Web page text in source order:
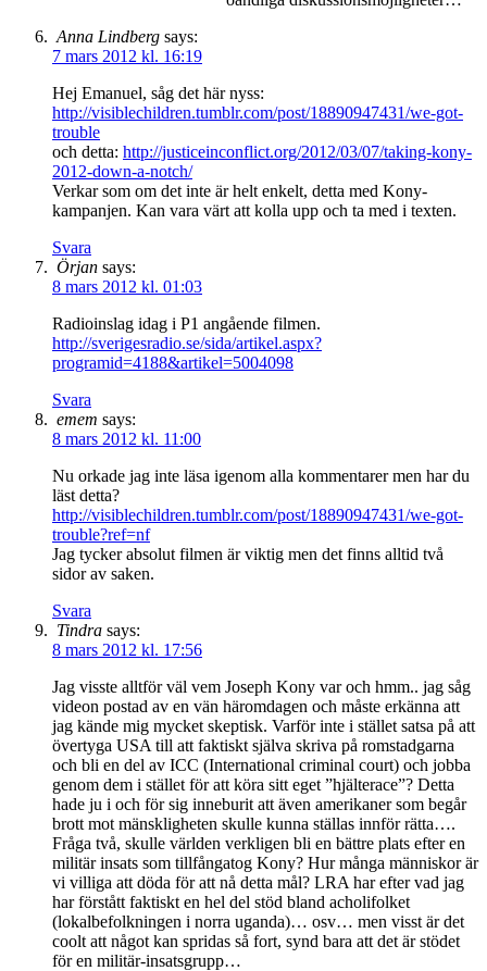
Anna Lindberg says:
7 mars 2012 kl. 16:19
Hej Emanuel, såg det här nyss:
http://visiblechildren.tumblr.com/post/18890947431/we-got-
trouble
och detta: http://justiceinconflict.org/2012/03/07/taking-kony-
2012-down-a-notch/
Verkar som om det inte är helt enkelt, detta med Kony-
kampanjen. Kan vara värt att kolla upp och ta med i texten.
Svara
Örjan says:
8 mars 2012 kl. 01:03
Radioinslag idag i P1 angående filmen.
http://sverigesradio.se/sida/artikel.aspx?
programid=4188&artikel=5004098
Svara
emem says:
8 mars 2012 kl. 11:00
Nu orkade jag inte läsa igenom alla kommentarer men har du
läst detta?
http://visiblechildren.tumblr.com/post/18890947431/we-got-
trouble?ref=nf
Jag tycker absolut filmen är viktig men det finns alltid två
sidor av saken.
Svara
Tindra says:
8 mars 2012 kl. 17:56
Jag visste alltför väl vem Joseph Kony var och hmm.. jag såg
videon postad av en vän häromdagen och måste erkänna att
jag kände mig mycket skeptisk. Varför inte i stället satsa på att
övertyga USA till att faktiskt själva skriva på romstadgarna
och bli en del av ICC (International criminal court) och jobba
genom dem i stället för att köra sitt eget ”hjälterace”? Detta
hade ju i och för sig inneburit att även amerikaner som begår
brott mot mänskligheten skulle kunna ställas innför rätta….
Fråga två, skulle världen verkligen bli en bättre plats efter en
militär insats som tillfångatog Kony? Hur många människor är
vi villiga att döda för att nå detta mål? LRA har efter vad jag
har förstått faktiskt en hel del stöd bland acholifolket
(lokalbefolkningen i norra uganda)… osv… men visst är det
coolt att något kan spridas så fort, synd bara att det är stödet
för en militär-insatsgrupp…